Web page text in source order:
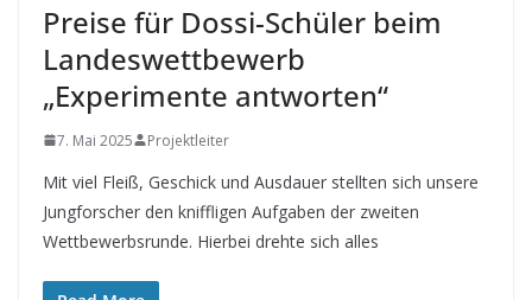
Preise für Dossi-Schüler beim
Landeswettbewerb
„Experimente antworten“
7. Mai 2025 Projektleiter
Mit viel Fleiß, Geschick und Ausdauer stellten sich unsere
Jungforscher den kniffligen Aufgaben der zweiten
Wettbewerbsrunde. Hierbei drehte sich alles